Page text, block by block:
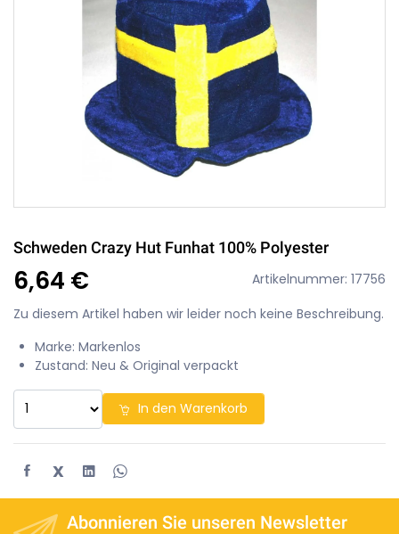
Schweden Crazy Hut Funhat 100% Polyester
6,64 €
Artikelnummer: 17756
Zu diesem Artikel haben wir leider noch keine Beschreibung.
Marke: Markenlos
Zustand: Neu & Original verpackt
In den Warenkorb
X
Abonnieren Sie unseren Newsletter